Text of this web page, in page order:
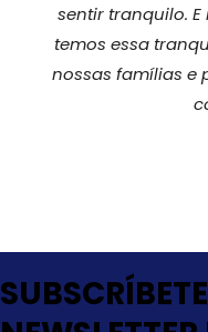
sentir tranquilo.
temos essa
nossas famílias e